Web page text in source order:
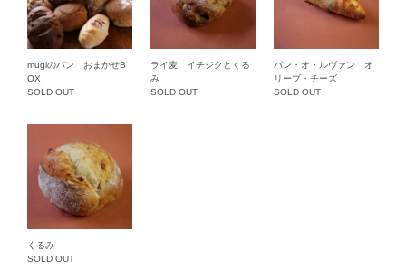
mugiのパン おまかせB
OX
SOLD OUT
ライ麦 イチジクとくる
み
SOLD OUT
パン・オ・ルヴァン オ
リーブ・チーズ
SOLD OUT
くるみ
SOLD OUT